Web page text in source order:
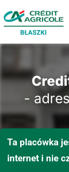
-
Ta placówka
internet i nie